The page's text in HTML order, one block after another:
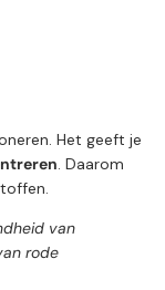
Het geeft je
. Daarom
van
rode